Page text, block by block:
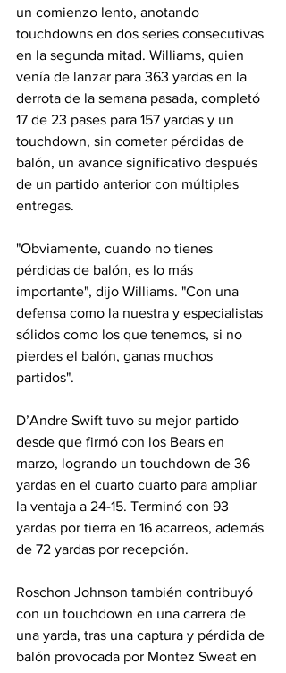
un comienzo lento, anotando
touchdowns en dos series consecutivas
en la segunda mitad. Williams, quien
venía de lanzar para 363 yardas en la
derrota de la semana pasada, completó
17 de 23 pases para 157 yardas y un
touchdown, sin cometer pérdidas de
balón, un avance significativo después
de un partido anterior con múltiples
entregas.
"Obviamente, cuando no tienes
pérdidas de balón, es lo más
importante", dijo Williams. "Con una
defensa como la nuestra y especialistas
sólidos como los que tenemos, si no
pierdes el balón, ganas muchos
partidos".
D’Andre Swift tuvo su mejor partido
desde que firmó con los Bears en
marzo, logrando un touchdown de 36
yardas en el cuarto cuarto para ampliar
la ventaja a 24-15. Terminó con 93
yardas por tierra en 16 acarreos, además
de 72 yardas por recepción.
Roschon Johnson también contribuyó
con un touchdown en una carrera de
una yarda, tras una captura y pérdida de
balón provocada por Montez Sweat en